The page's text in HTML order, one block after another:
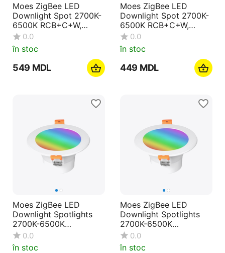
Moes ZigBee LED
Downlight Spot 2700K-
6500K RCB+C+W,
900lm, 3.5", 10W
0.0
în stoc
‍549‍ MDL
Moes ZigBee LED
Downlight Spot 2700K-
6500K RCB+C+W,
900lm, 3.5", 7W
0.0
în stoc
‍449‍ MDL
Moes ZigBee LED
Downlight Spotlights
2700K-6500K
RCB+C+W, 1055lm,
Beam Angle 120°, 9W
0.0
în stoc
Moes ZigBee LED
Downlight Spotlights
2700K-6500K
RCB+C+W, 1400lm,
Beam Angle 120°, 12W
0.0
în stoc